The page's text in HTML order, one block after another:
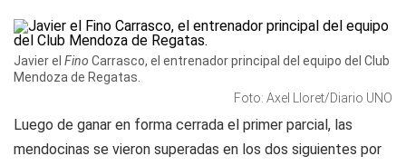
Javier el Fino Carrasco, el entrenador principal del equipo del Club
Mendoza de Regatas.
Foto: Axel Lloret/Diario UNO
Luego de ganar en forma cerrada el primer parcial, las
mendocinas se vieron superadas en los dos siguientes por